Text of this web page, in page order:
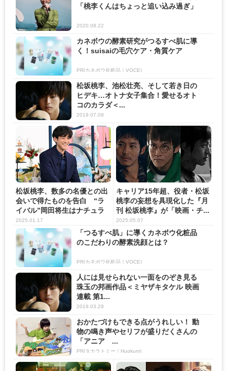
「桃李くんはちょっと追い込み過ぎ」
2020.08.22
カネボウの酵素研究がつるすべ肌に導
く！suisaiの毛穴ケア・角質ケア
PR(カネボウ化粧品｜VOCE)
松坂桃李、池松壮亮、そして若き日の
ヒデキ…オトナ女子集合！愛せるオト
コのカラダ＜...
2019.07.09
松坂桃李、数多の名優との出
会いで得たものを告白 “ラ
イバル”岡田将生はナチュラ
ル...
2025.01.17
キャリア15年超、役者・松坂
桃李の妄想を具現化した『月
刊 松坂桃李』が「映画・チ...
2025.05.07
「つるすべ肌」に導くカネボウ化粧品
のこだわりの酵素洗顔とは？
PR(カネボウ化粧品｜VOCE)
人には見せられない一面をのぞき見る
珠玉の邦画作品＜ミヤザキタケル 映画
連載 第1...
2019.03.29
おかたづけもできる点がうれしい！ 動
物の鳴き声やセリフが盛りだくさんの
「アニア ...
PR(タカラトミー｜Hugkum)